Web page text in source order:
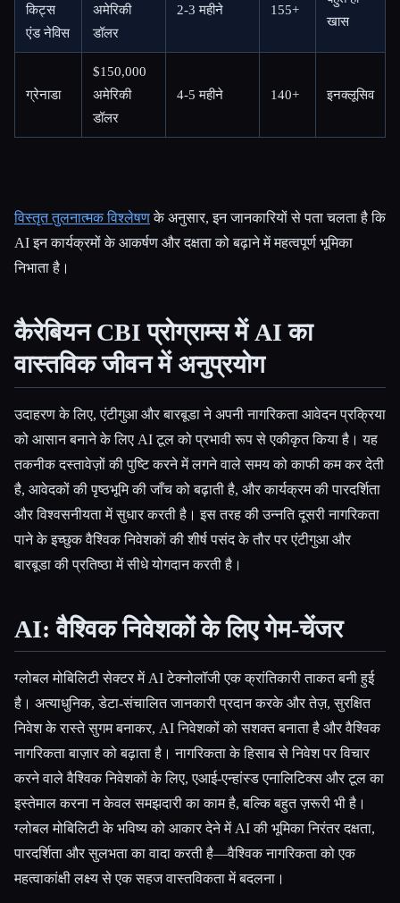
किट्स
एंड नेविस
अमेरिकी
डॉलर
2-3 महीने 155+
खास
ग्रेनाडा
$150,000
अमेरिकी
डॉलर
4-5 महीने 140+ इनक्लूसिव
विस्तृत तुलनात्मक विश्लेषणके अनुसार, इन जानकारियों से पता चलता है कि
AI इन कार्यक्रमों के आकर्षण और दक्षता को बढ़ाने में महत्वपूर्ण भूमिका
निभाता है।
कैरेबियन CBI प्रोग्राम्स में AI का
वास्तविक जीवन में अनुप्रयोग
उदाहरण के लिए, एंटीगुआ और बारबूडा ने अपनी नागरिकता आवेदन प्रक्रिया
को आसान बनाने के लिए AI टूल को प्रभावी रूप से एकीकृत किया है। यह
तकनीक दस्तावेज़ों की पुष्टि करने में लगने वाले समय को काफी कम कर देती
है, आवेदकों की पृष्ठभूमि की जाँच को बढ़ाती है, और कार्यक्रम की पारदर्शिता
और विश्वसनीयता में सुधार करती है। इस तरह की उन्नति दूसरी नागरिकता
पाने के इच्छुक वैश्विक निवेशकों की शीर्ष पसंद के तौर पर एंटीगुआ और
बारबूडा की प्रतिष्ठा में सीधे योगदान करती है।
AI: वैश्विक निवेशकों के लिए गेम-चेंजर
ग्लोबल मोबिलिटी सेक्टर में AI टेक्नोलॉजी एक क्रांतिकारी ताकत बनी हुई
है। अत्याधुनिक, डेटा-संचालित जानकारी प्रदान करके और तेज़, सुरक्षित
निवेश के रास्ते सुगम बनाकर, AI निवेशकों को सशक्त बनाता है और वैश्विक
नागरिकता बाज़ार को बढ़ाता है। नागरिकता के हिसाब से निवेश पर विचार
करने वाले वैश्विक निवेशकों के लिए, एआई-एन्हांस्ड एनालिटिक्स और टूल का
इस्तेमाल करना न केवल समझदारी का काम है, बल्कि बहुत ज़रूरी भी है।
ग्लोबल मोबिलिटी के भविष्य को आकार देने में AI की भूमिका निरंतर दक्षता,
पारदर्शिता और सुलभता का वादा करती है—वैश्विक नागरिकता को एक
महत्वाकांक्षी लक्ष्य से एक सहज वास्तविकता में बदलना।